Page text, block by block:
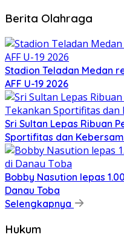
Berita Olahraga
Stadion Teladan Medan
AFF U-19 2026
Sri Sultan Lepas Ribuan
Sportifitas dan
Bobby Nasution lepas
Danau Toba
Selengkapnya
Hukum